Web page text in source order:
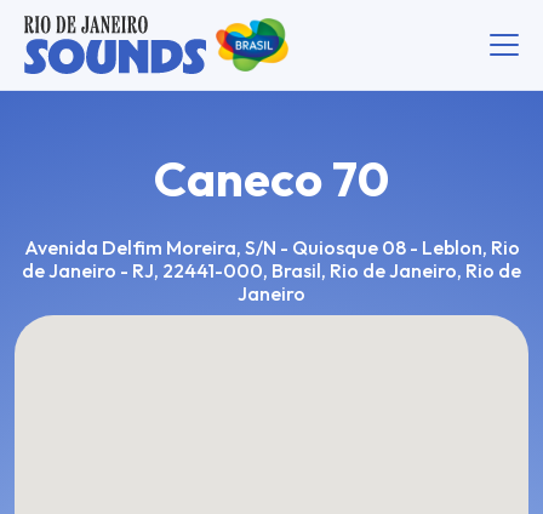
Caneco 70
Avenida Delfim Moreira, S/N - Quiosque 08 - Leblon, Rio
de Janeiro - RJ, 22441-000, Brasil, Rio de Janeiro, Rio de
Janeiro